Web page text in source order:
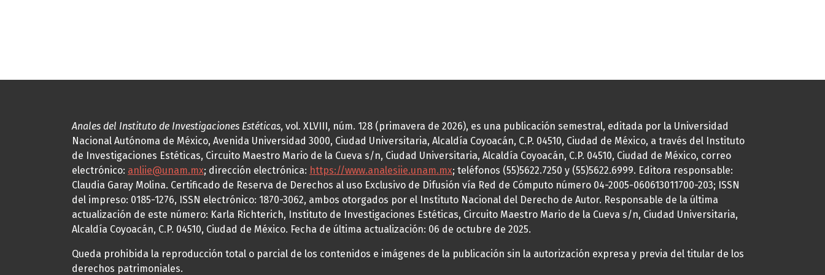
Anales del Instituto de Investigaciones Estéticas, vol. XLVIII, núm. 128 (primavera de 2026), es una publicación semestral, editada por la Universidad
Nacional Autónoma de México, Avenida Universidad 3000, Ciudad Universitaria, Alcaldía Coyoacán, C.P. 04510, Ciudad de México, a través del Instituto
de Investigaciones Estéticas, Circuito Maestro Mario de la Cueva s/n, Ciudad Universitaria, Alcaldía Coyoacán, C.P. 04510, Ciudad de México, correo
electrónico: anliie@unam.mx; dirección electrónica: https://www.analesiie.unam.mx; teléfonos (55)5622.7250 y (55)5622.6999. Editora responsable:
Claudia Garay Molina. Certificado de Reserva de Derechos al uso Exclusivo de Difusión vía Red de Cómputo número 04-2005-060613011700-203; ISSN
del impreso: 0185-1276, ISSN electrónico: 1870-3062, ambos otorgados por el Instituto Nacional del Derecho de Autor. Responsable de la última
actualización de este número: Karla Richterich, Instituto de Investigaciones Estéticas, Circuito Maestro Mario de la Cueva s/n, Ciudad Universitaria,
Alcaldía Coyoacán, C.P. 04510, Ciudad de México. Fecha de última actualización: 06 de octubre de 2025.
Queda prohibida la reproducción total o parcial de los contenidos e imágenes de la publicación sin la autorización expresa y previa del titular de los
derechos patrimoniales.